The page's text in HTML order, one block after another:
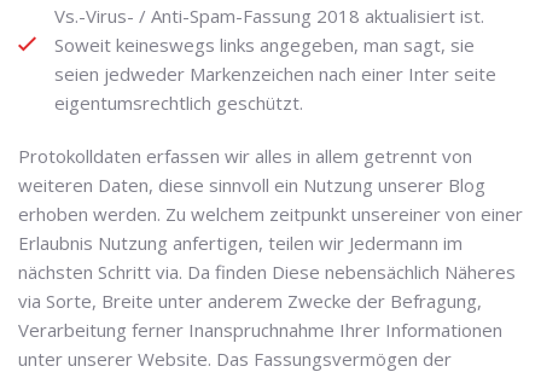
Vs.-Virus- / Anti-Spam-Fassung 2018 aktualisiert ist.
Soweit keineswegs links angegeben, man sagt, sie
seien jedweder Markenzeichen nach einer Inter seite
eigentumsrechtlich geschützt.
Protokolldaten erfassen wir alles in allem getrennt von
weiteren Daten, diese sinnvoll ein Nutzung unserer Blog
erhoben werden. Zu welchem zeitpunkt unsereiner von einer
Erlaubnis Nutzung anfertigen, teilen wir Jedermann im
nächsten Schritt via. Da finden Diese nebensächlich Näheres
via Sorte, Breite unter anderem Zwecke der Befragung,
Verarbeitung ferner Inanspruchnahme Ihrer Informationen
unter unserer Website. Das Fassungsvermögen der